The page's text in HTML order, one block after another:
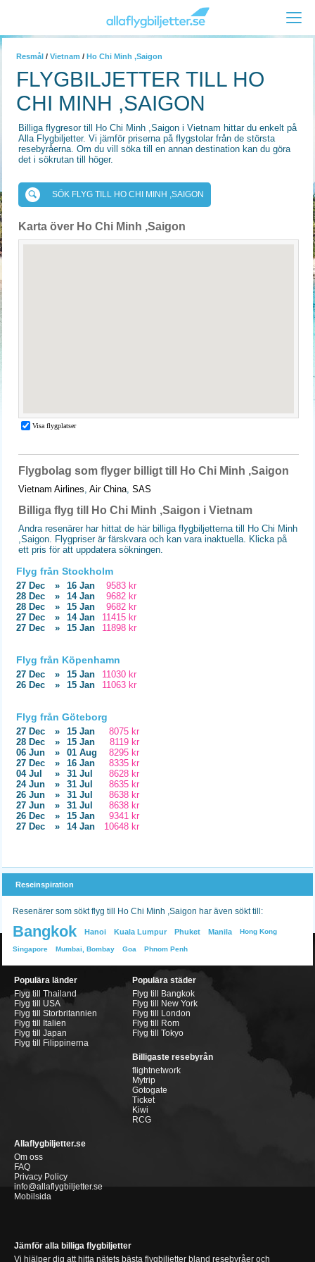
Resmål / Vietnam / Ho Chi Minh ,Saigon
FLYGBILJETTER TILL HO
CHI MINH ,SAIGON
Billiga flygresor till Ho Chi Minh ,Saigon i Vietnam hittar du enkelt på
Alla Flygbiljetter. Vi jämför priserna på flygstolar från de största
resebyråerna. Om du vill söka till en annan destination kan du göra
det i sökrutan till höger.
SÖK FLYG TILL HO CHI MINH ,SAIGON
Karta över Ho Chi Minh ,Saigon
Flygbolag som flyger billigt till Ho Chi Minh ,Saigon
Vietnam Airlines, Air China, SAS
Billiga flyg till Ho Chi Minh ,Saigon i Vietnam
Andra resenärer har hittat de här billiga flygbiljetterna till Ho Chi Minh
,Saigon. Flygpriser är färskvara och kan vara inaktuella. Klicka på
ett pris för att uppdatera sökningen.
Flyg från Stockholm
27 Dec » 16 Jan
9583 kr
28 Dec
» 14 Jan
9682 kr
28 Dec
» 15 Jan
9682 kr
27 Dec
» 14 Jan
11415 kr
27 Dec
» 15 Jan 11898 kr
Flyg från Köpenhamn
27 Dec » 15 Jan
11030 kr
26 Dec
» 15 Jan 11063 kr
Flyg från Göteborg
27 Dec » 15 Jan
8075 kr
28 Dec
» 15 Jan
8119 kr
06 Jun
» 01 Aug
8295 kr
27 Dec
» 16 Jan
8335 kr
04 Jul
» 31 Jul
8628 kr
24 Jun
» 31 Jul
8635 kr
26 Jun
» 31 Jul
8638 kr
27 Jun
» 31 Jul
8638 kr
26 Dec
» 15 Jan
9341 kr
27 Dec
» 14 Jan 10648 kr
Reseinspiration
Resenärer som sökt flyg till Ho Chi Minh ,Saigon har även sökt till:
Bangkok Hanoi Kuala Lumpur Phuket Manila Hong Kong
Singapore Mumbai, Bombay Goa Phnom Penh
Populära länder
Flyg till Thailand
Flyg till USA
Flyg till Storbritannien
Flyg till Italien
Flyg till Japan
Flyg till Filippinerna
Populära städer
Flyg till Bangkok
Flyg till New York
Flyg till London
Flyg till Rom
Flyg till Tokyo
Billigaste resebyrån
flightnetwork
Mytrip
Gotogate
Ticket
Kiwi
RCG
Allaflygbiljetter.se
Om oss
FAQ
Privacy Policy
info@allaflygbiljetter.se
Mobilsida
Jämför alla billiga flygbiljetter
Vi hjälper dig att hitta nätets bästa flygbiljetter bland resebyråer och